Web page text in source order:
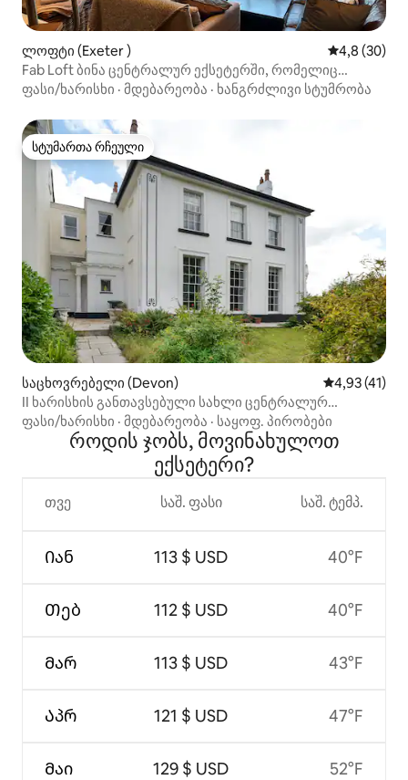
ლოფტი (Exeter ) საშუალო
4,8 (30)
Fab Loft ბინა ცენტრალურ ექსეტერში, რომელიც
გადაჰყურებს პარკს
ფასი/ხარისხი · მდებარეობა · ხანგრძლივი სტუმრობა
სტუმართა რჩეული
სტუმართა რჩეული
საცხოვრებელი (Devon) საშუალო
4,93 (41)
II ხარისხის განთავსებული სახლი ცენტრალურ
ექსეტერში
ფასი/ხარისხი · მდებარეობა · საყოფ. პირობები
როდის ჯობს, მოვინახულოთ
ექსეტერი?
თვე
Იან
Თებ
Მარ
Აპრ
Მაი
საშ. ფასი
113 $ USD
112 $ USD
113 $ USD
121 $ USD
129 $ USD
საშ. ტემპ.
40°F
40°F
43°F
47°F
52°F